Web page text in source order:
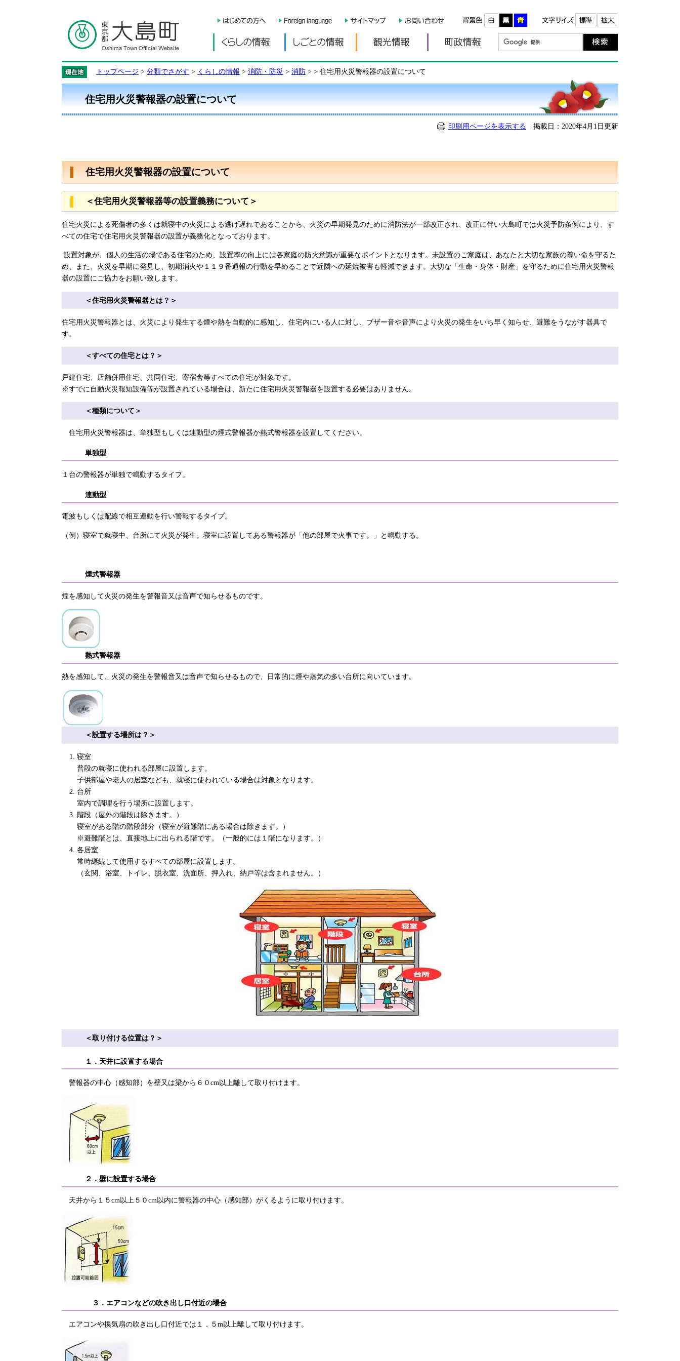
くらしの情報 しごとの情報 観光情報 町政情報
トップページ > 分類でさがす > くらしの情報 > 消防・防災 > 消防 > > 住宅用火災警報器の設置について
住宅用火災警報器の設置について
印刷用ページを表示する 掲載日：2020年4月1日更新
住宅用火災警報器の設置について
＜住宅用火災警報器等の設置義務について＞
住宅火災による死傷者の多くは就寝中の火災による逃げ遅れであることから、火災の早期発見のために消防法が一部改正され、改正に伴い大島町では火災予防条例により、す
べての住宅で住宅用火災警報器の設置が義務化となっております。
設置対象が、個人の生活の場である住宅のため、設置率の向上には各家庭の防火意識が重要なポイントとなります。未設置のご家庭は、あなたと大切な家族の尊い命を守るた
め、また、火災を早期に発見し、初期消火や１１９番通報の行動を早めることで近隣への延焼被害も軽減できます。大切な「生命・身体・財産」を守るために住宅用火災警報
器の設置にご協力をお願い致します。
＜住宅用火災警報器とは？＞
住宅用火災警報器とは、火災により発生する煙や熱を自動的に感知し、住宅内にいる人に対し、ブザー音や音声により火災の発生をいち早く知らせ、避難をうながす器具で
す。
＜すべての住宅とは？＞
戸建住宅、店舗併用住宅、共同住宅、寄宿舎等すべての住宅が対象です。
※すでに自動火災報知設備等が設置されている場合は、新たに住宅用火災警報器を設置する必要はありません。
＜種類について＞
住宅用火災警報器は、単独型もしくは連動型の煙式警報器か熱式警報器を設置してください。
単独型
１台の警報器が単独で鳴動するタイプ。
連動型
電波もしくは配線で相互連動を行い警報するタイプ。
（例）寝室で就寝中、台所にて火災が発生。寝室に設置してある警報器が「他の部屋で火事です。」と鳴動する。
煙式警報器
煙を感知して火災の発生を警報音又は音声で知らせるものです。
熱式警報器
熱を感知して、火災の発生を警報音又は音声で知らせるもので、日常的に煙や蒸気の多い台所に向いています。
＜設置する場所は？＞
寝室
普段の就寝に使われる部屋に設置します。
子供部屋や老人の居室なども、就寝に使われている場合は対象となります。
台所
室内で調理を行う場所に設置します。
階段（屋外の階段は除きます。）
寝室がある階の階段部分（寝室が避難階にある場合は除きます。）
※避難階とは、直接地上に出られる階です。（一般的には１階になります。）
各居室
常時継続して使用するすべての部屋に設置します。
（玄関、浴室、トイレ、脱衣室、洗面所、押入れ、納戸等は含まれません。）
＜取り付ける位置は？＞
１．天井に設置する場合
警報器の中心（感知部）を壁又は梁から６０cm以上離して取り付けます。
２．壁に設置する場合
天井から１５cm以上５０cm以内に警報器の中心（感知部）がくるように取り付けます。
３．エアコンなどの吹き出し口付近の場合
エアコンや換気扇の吹き出し口付近では１．５m以上離して取り付けます。